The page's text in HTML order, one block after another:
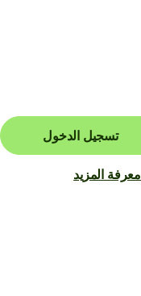
تسجيل الدخول
معرفة المزيد